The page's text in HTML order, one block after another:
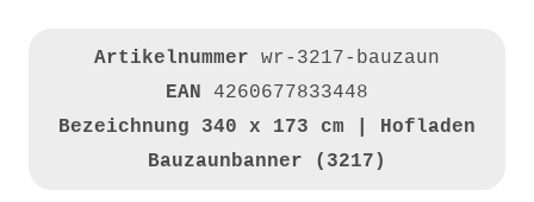
Artikelnummer wr-3217-bauzaun
EAN 4260677833448
Bezeichnung 340 x 173 cm | Hofladen
Bauzaunbanner (3217)